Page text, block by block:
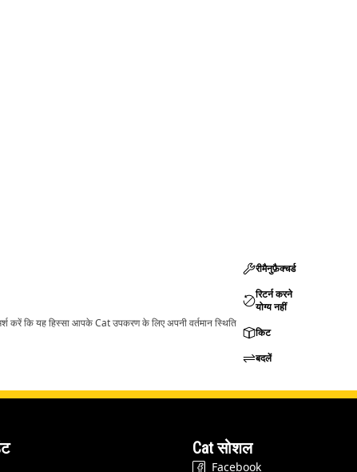
करें कि यह हिस्सा आपके Cat उपकरण के लिए अपनी वर्तमान स्थिति
रीमैनुफ़ैक्चर्ड
रिटर्न करने
योग्य नहीं
किट
बदलें
Cat सोशल
Facebook